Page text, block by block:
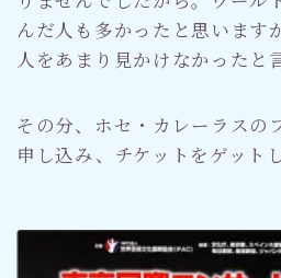
んだ人も多かったと思います
人をあまり見かけなかったと
その分、ホセ・カレーラスの
申し込み、チケットをゲット